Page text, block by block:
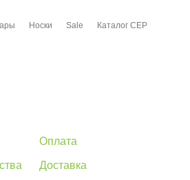
Носки Sale Каталог CEP
Оплата
Доставка